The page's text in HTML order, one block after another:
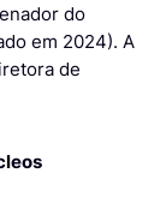
do
em 2024). A
de